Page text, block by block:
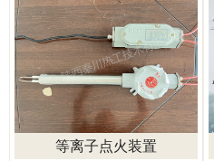
等离子点火装置